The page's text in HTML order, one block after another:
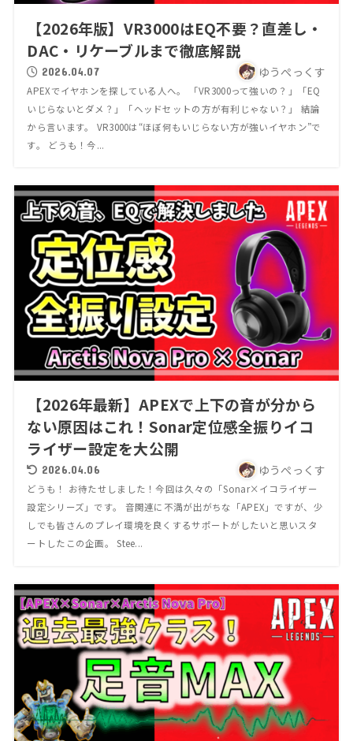
【2026年版】VR3000はEQ不要？直差し・
DAC・リケーブルまで徹底解説
2026.04.07 ゆうぺっくす
APEXでイヤホンを探している人へ。 「VR3000って強いの？」「EQ
いじらないとダメ？」「ヘッドセットの方が有利じゃない？」 結論
から言います。 VR3000は“ほぼ何もいじらない方が強いイヤホン”で
す。 どうも！今...
【2026年最新】APEXで上下の音が分から
ない原因はこれ！Sonar定位感全振りイコ
ライザー設定を大公開
2026.04.06 ゆうぺっくす
どうも！ お待たせしました！今回は久々の「Sonar×イコライザー
設定シリーズ」です。 音関連に不満が出がちな「APEX」ですが、少
しでも皆さんのプレイ環境を良くするサポートがしたいと思いスタ
ートしたこの企画。 Stee...